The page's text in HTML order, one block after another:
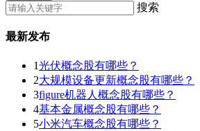
搜索
最新发布
1光伏概念股有哪些？
2大规模设备更新概念股有哪些？
3figure机器人概念股有哪些？
4基本金属概念股有哪些？
5小米汽车概念股有哪些？